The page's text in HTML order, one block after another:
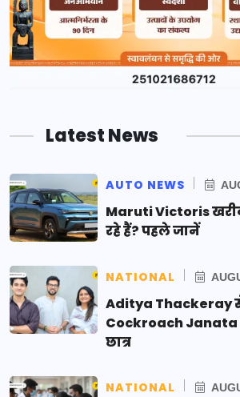
Latest News
AUTO NEWS
Maruti Victoris
रहे हैं? पहले जानें
NATIONAL
Aditya Thackeray
Cockroach
छात्र
NATIONAL